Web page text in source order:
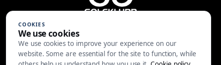
A6 Golfklubb | Centralvägen 37 |
553 05 JÖNKÖPING | 036-30 81 30
COOKIES
We use cookies
We use cookies to improve your experience on our
website. Some are essential for the site to function, while